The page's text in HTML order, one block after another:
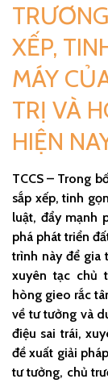
XẾP,
MÁY
TRỊ VÀ
HIỆN
TCCS – Trong
sắp xếp, tinh
luật, đẩy mạnh
phá phát triển
trình này để gia
xuyên tạc chủ
hòng gieo rắc
về tư tưởng và
điệu sai trái,
đề xuất giải
tư tưởng, chủ